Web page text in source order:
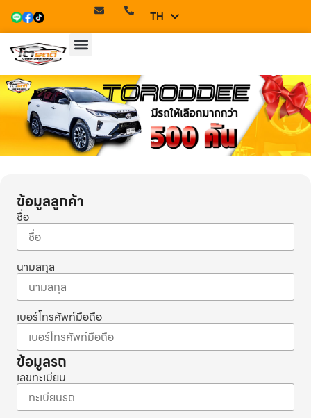
TH
EN
ข้อมูลลูกค้า
ชื่อ
นามสกุล
เบอร์โทรศัพท์มือถือ
ข้อมูลรถ
เลขทะเบียน